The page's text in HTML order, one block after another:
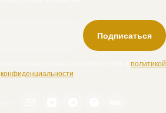
Подписаться
политикой
конфиденциальности